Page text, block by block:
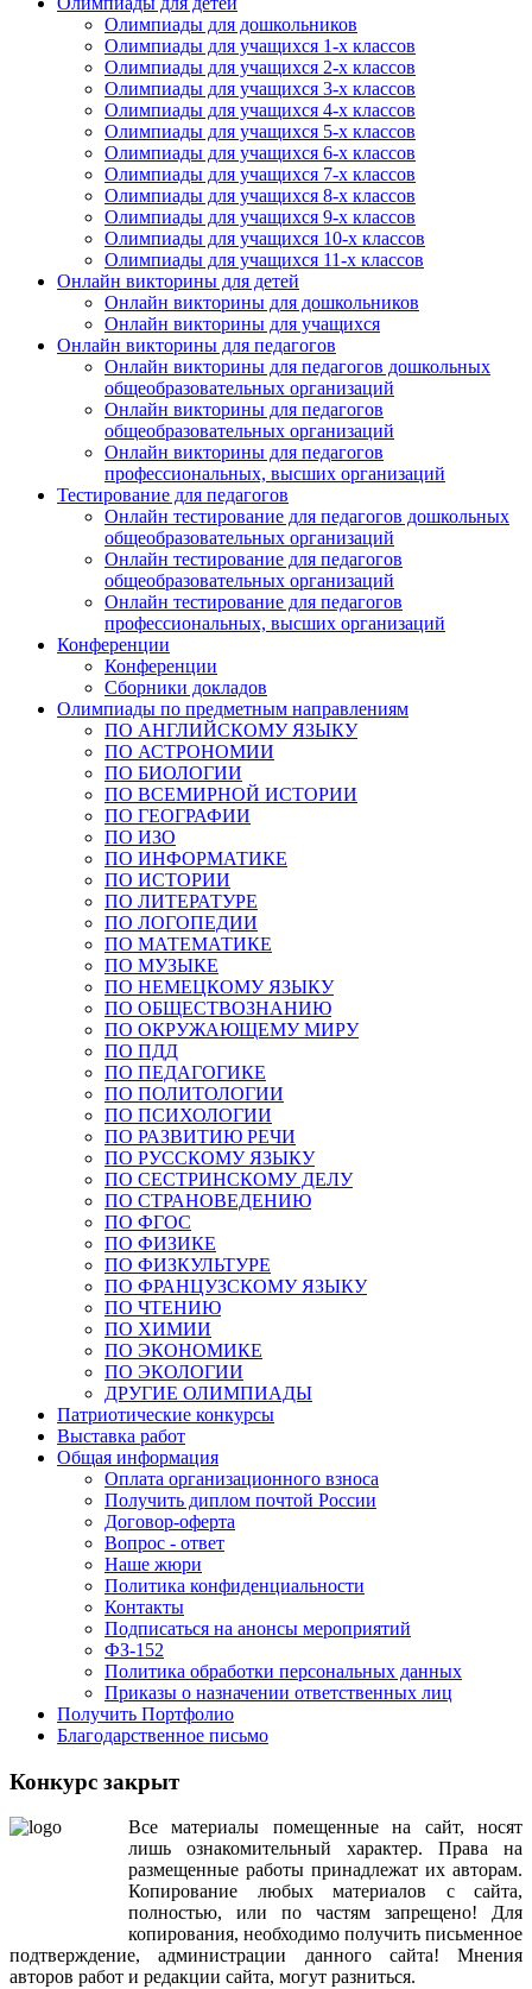
Олимпиады для дошкольников
Олимпиады для учащихся 1-х классов
Олимпиады для учащихся 2-х классов
Олимпиады для учащихся 3-х классов
Олимпиады для учащихся 4-х классов
Олимпиады для учащихся 5-х классов
Олимпиады для учащихся 6-х классов
Олимпиады для учащихся 7-х классов
Олимпиады для учащихся 8-х классов
Олимпиады для учащихся 9-х классов
Олимпиады для учащихся 10-х классов
Олимпиады для учащихся 11-х классов
Онлайн викторины для детей
Онлайн викторины для дошкольников
Онлайн викторины для учащихся
Онлайн викторины для педагогов
Онлайн викторины для педагогов дошкольных
общеобразовательных организаций
Онлайн викторины для педагогов
общеобразовательных организаций
Онлайн викторины для педагогов
профессиональных, высших организаций
Тестирование для педагогов
Онлайн тестирование для педагогов дошкольных
общеобразовательных организаций
Онлайн тестирование для педагогов
общеобразовательных организаций
Онлайн тестирование для педагогов
профессиональных, высших организаций
Конференции
Конференции
Сборники докладов
Олимпиады по предметным направлениям
ПО АНГЛИЙСКОМУ ЯЗЫКУ
ПО АСТРОНОМИИ
ПО БИОЛОГИИ
ПО ВСЕМИРНОЙ ИСТОРИИ
ПО ГЕОГРАФИИ
ПО ИЗО
ПО ИНФОРМАТИКЕ
ПО ИСТОРИИ
ПО ЛИТЕРАТУРЕ
ПО ЛОГОПЕДИИ
ПО МАТЕМАТИКЕ
ПО МУЗЫКЕ
ПО НЕМЕЦКОМУ ЯЗЫКУ
ПО ОБЩЕСТВОЗНАНИЮ
ПО ОКРУЖАЮЩЕМУ МИРУ
ПО ПДД
ПО ПЕДАГОГИКЕ
ПО ПОЛИТОЛОГИИ
ПО ПСИХОЛОГИИ
ПО РАЗВИТИЮ РЕЧИ
ПО РУССКОМУ ЯЗЫКУ
ПО СЕСТРИНСКОМУ ДЕЛУ
ПО СТРАНОВЕДЕНИЮ
ПО ФГОС
ПО ФИЗИКЕ
ПО ФИЗКУЛЬТУРЕ
ПО ФРАНЦУЗСКОМУ ЯЗЫКУ
ПО ЧТЕНИЮ
ПО ХИМИИ
ПО ЭКОНОМИКЕ
ПО ЭКОЛОГИИ
ДРУГИЕ ОЛИМПИАДЫ
Патриотические конкурсы
Выставка работ
Общая информация
Оплата организационного взноса
Получить диплом почтой России
Договор-оферта
Вопрос - ответ
Наше жюри
Политика конфиденциальности
Контакты
Подписаться на анонсы мероприятий
ФЗ-152
Политика обработки персональных данных
Приказы о назначении ответственных лиц
Получить Портфолио
Благодарственное письмо
Конкурс закрыт
Все материалы помещенные на сайт,носят
лишь
ознакомительный характер. Права
на
размещенные работы принадлежат их авторам.
Копирование
любых материалов с сайта,
полностью, или по частям запрещено! Для
копирования, необходимо получить письменное
подтверждение,администрации данного сайта! Мнения
авторов работ и редакции сайта, могут разниться.